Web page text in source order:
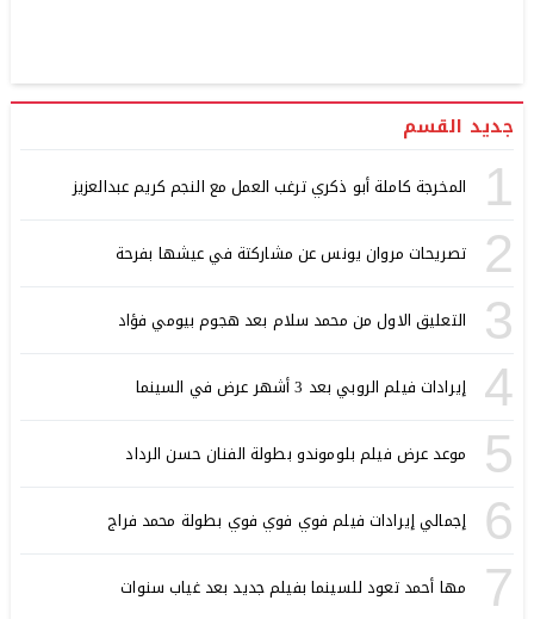
جديد القسم
1 المخرجة كاملة أبو ذكري ترغب العمل مع النجم كريم عبدالعزيز
2 تصريحات مروان يونس عن مشاركتة في عيشها بفرحة
3 التعليق الاول من محمد سلام بعد هجوم بيومي فؤاد
4 إيرادات فيلم الروبي بعد 3 أشهر عرض في السينما
5 موعد عرض فيلم بلوموندو بطولة الفنان حسن الرداد
6 إجمالي إيرادات فيلم فوي فوي فوي بطولة محمد فراج
7 مها أحمد تعود للسينما بفيلم جديد بعد غياب سنوات